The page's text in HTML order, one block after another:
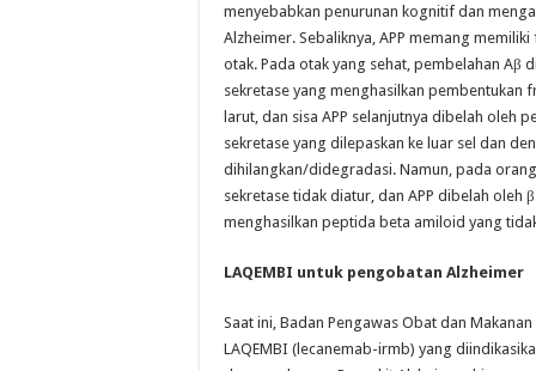
menyebabkan penurunan kognitif dan
Alzheimer. Sebaliknya, APP memang
otak. Pada otak yang sehat, pembelahan Aβ
sekretase yang menghasilkan pembentukan
larut, dan sisa APP selanjutnya dibelah oleh
sekretase yang dilepaskan ke luar sel dan
dihilangkan/didegradasi. Namun, pada
sekretase tidak diatur, dan APP dibelah oleh
menghasilkan peptida beta amiloid yang
LAQEMBI untuk pengobatan Alzheimer
Saat ini, Badan Pengawas Obat dan
LAQEMBI (lecanemab-irmb) yang